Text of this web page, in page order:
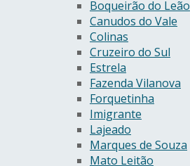
Boqueirão do Leão
Canudos do Vale
Colinas
Cruzeiro do Sul
Estrela
Fazenda Vilanova
Forquetinha
Imigrante
Lajeado
Marques de Souza
Mato Leitão